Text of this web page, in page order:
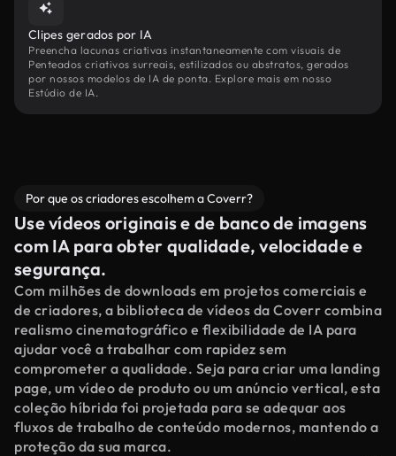
Clipes gerados por IA
Preencha lacunas criativas instantaneamente com visuais de
Penteados criativos surreais, estilizados ou abstratos, gerados
por nossos modelos de IA de ponta. Explore mais em nosso
Estúdio de IA.
Por que os criadores escolhem a Coverr?
Use vídeos originais e de banco de imagens
com IA para obter qualidade, velocidade e
segurança.
Com milhões de downloads em projetos comerciais e
de criadores, a biblioteca de vídeos da Coverr combina
realismo cinematográfico e flexibilidade de IA para
ajudar você a trabalhar com rapidez sem
comprometer a qualidade. Seja para criar uma landing
page, um vídeo de produto ou um anúncio vertical, esta
coleção híbrida foi projetada para se adequar aos
fluxos de trabalho de conteúdo modernos, mantendo a
proteção da sua marca.